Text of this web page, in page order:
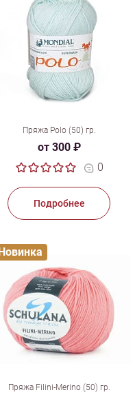
Пряжа Polo (50) гр.
от 300 ₽
0
Подробнее
Пряжа Filini-Merino (50) гр.